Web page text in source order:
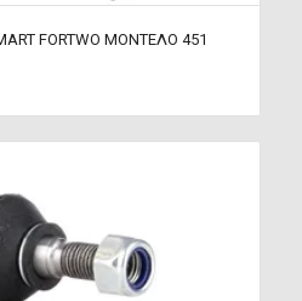
FORTWO ΜΟΝΤΕΛΟ 451